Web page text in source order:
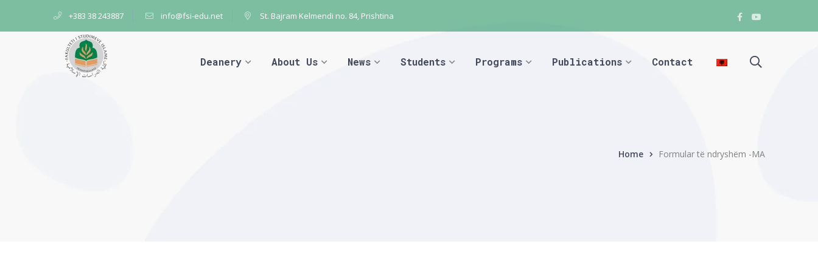
+383 38 243887 info@fsi-edu.net St. Bajram Kelmendi no. 84, Prishtina
Facebook
FacebookFacebook
Deanery About Us News Students Programs Publications Contact
Home Formular të ndryshëm -MA